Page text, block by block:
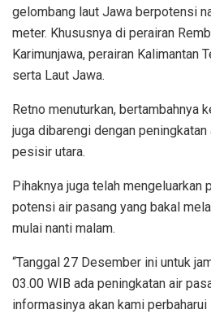
gelombang laut Jawa berpotensi
meter. Khususnya di perairan
Karimunjawa, perairan Kalimantan
serta Laut Jawa.
Retno menuturkan, bertambahnya
juga dibarengi dengan
pesisir utara.
Pihaknya juga telah mengeluarkan
potensi air pasang yang bakal
mulai nanti malam.
“Tanggal 27 Desember ini untuk
03.00 WIB ada peningkatan air
informasinya akan kami